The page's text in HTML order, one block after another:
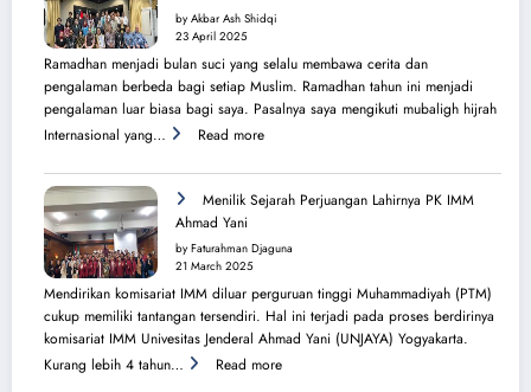
by Akbar Ash Shidqi
23 April 2025
Ramadhan menjadi bulan suci yang selalu membawa cerita dan
pengalaman berbeda bagi setiap Muslim. Ramadhan tahun ini menjadi
pengalaman luar biasa bagi saya. Pasalnya saya mengikuti mubaligh hijrah
Internasional yang…
Read more:
Hijrah
Syiarkan
di
Melbourne
dan
Brisbane
Menilik Sejarah Perjuangan Lahirnya PK IMM
Ahmad Yani
by Faturahman Djaguna
21 March 2025
Mendirikan komisariat IMM diluar perguruan tinggi Muhammadiyah (PTM)
cukup memiliki tantangan tersendiri. Hal ini terjadi pada proses berdirinya
komisariat IMM Univesitas Jenderal Ahmad Yani (UNJAYA) Yogyakarta.
Kurang lebih 4 tahun…
Read more: